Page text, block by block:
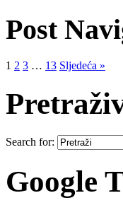
Post
1 2 3 … 13 Sljedeća »
Search for:
Google